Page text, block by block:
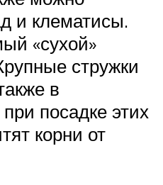
и клематисы.
«сухой»
стружки
в
посадке этих
корни от